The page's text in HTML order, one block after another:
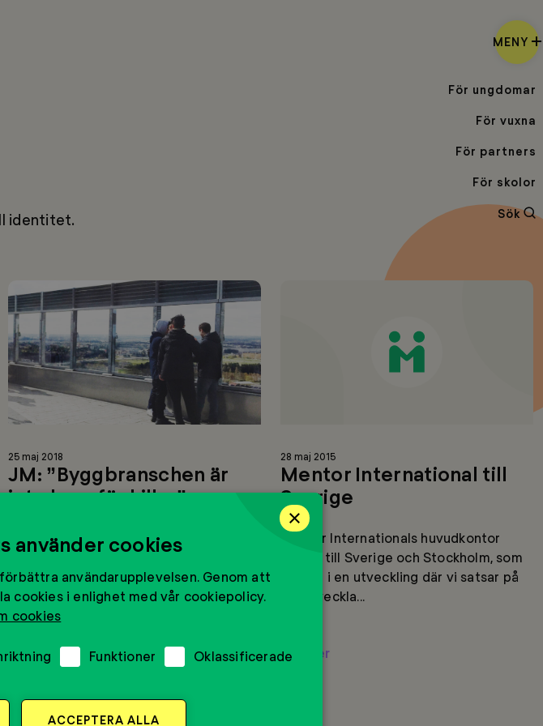
För ungdomar
För vuxna
För partners
För skolor
Sök
MENY
identitet.
”Byggbranschen
är
inte
bara
för
killar”
25 maj 2018
JM: ”Byggbranschen är
inte bara för killar”
Byggbranschen är väl bara för killar?
Absolut inte – vi måste öka mångfalden
för att överleva, menar Mentors
partnerföretag JM....
Läs mer
28 maj 2015
Mentor International till
Sverige
Mentor Internationals huvudkontor
flyttar till Sverige och Stockholm, som
ett led i en utveckling där vi satsar på
att utveckla...
Läs mer
×
använder cookies
användarupplevelsen. Genom att
cookies i enlighet med vår cookiepolicy.
cookies
Funktioner Oklassificerade
ACCEPTERA ALLA